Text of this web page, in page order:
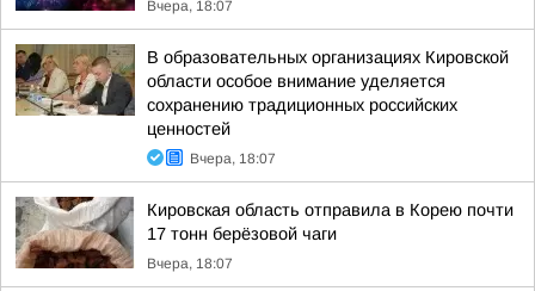
Вчера, 18:07
В образовательных организациях Кировской
области особое внимание уделяется
сохранению традиционных российских
ценностей
Вчера, 18:07
Кировская область отправила в Корею почти
17 тонн берёзовой чаги
Вчера, 18:07